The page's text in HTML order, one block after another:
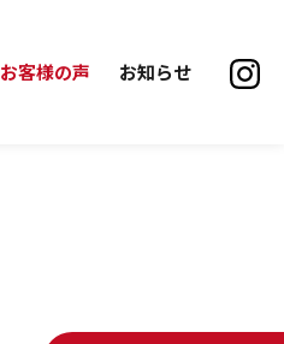
お客様の声 お知らせ